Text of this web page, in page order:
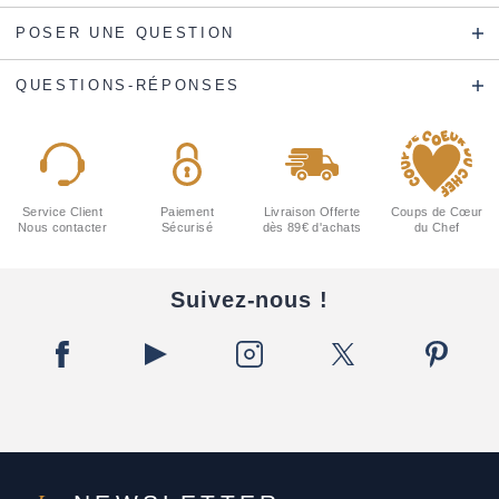
POSER UNE QUESTION
QUESTIONS-RÉPONSES
Service Client
Nous contacter
Paiement
Sécurisé
Livraison Offerte
dès 89€ d'achats
Coups de Cœur
du Chef
Suivez-nous !